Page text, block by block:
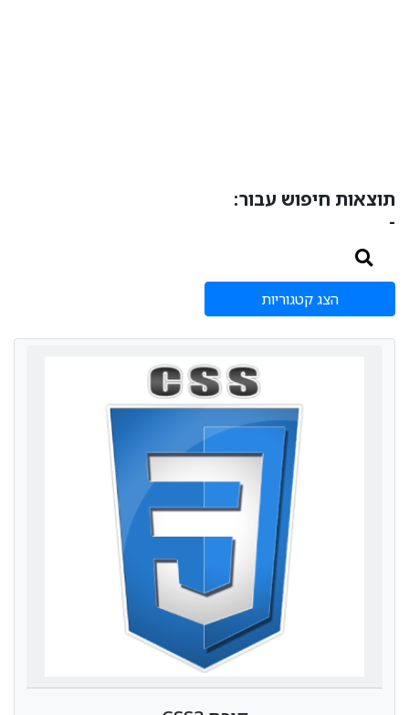
תוצאות חיפוש עבור:
-
הצג קטגוריות